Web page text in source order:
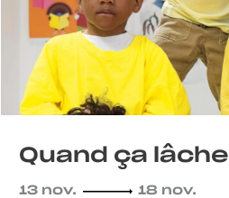
Quand ça lâche
13 nov.
18 nov.